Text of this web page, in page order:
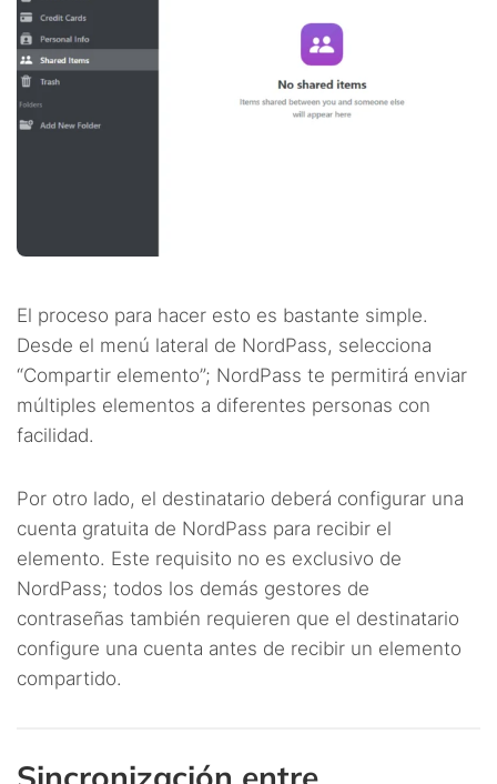
El proceso para hacer esto es bastante simple.
Desde el menú lateral de NordPass, selecciona
“Compartir elemento”; NordPass te permitirá enviar
múltiples elementos a diferentes personas con
facilidad.
Por otro lado, el destinatario deberá configurar una
cuenta gratuita de NordPass para recibir el
elemento. Este requisito no es exclusivo de
NordPass; todos los demás gestores de
contraseñas también requieren que el destinatario
configure una cuenta antes de recibir un elemento
compartido.